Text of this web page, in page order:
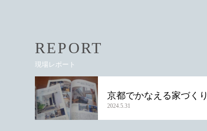
REPORT
現場レポート
京都でかなえる家づくり
2024.5.31